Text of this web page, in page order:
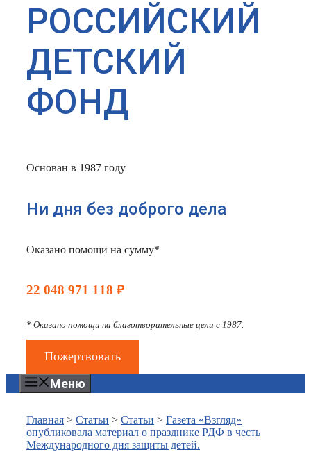
РОССИЙСКИЙ
ДЕТСКИЙ
ФОНД
Основан в 1987 году
Ни дня без доброго дела
Оказано помощи на сумму*
22 048 971 118 ₽
* Оказано помощи на благотворительные цели с 1987.
Пожертвовать
Меню
Главная > Статьи > Статьи > Газета «Взгляд»
опубликовала материал о празднике РДФ в честь
Международного дня защиты детей.